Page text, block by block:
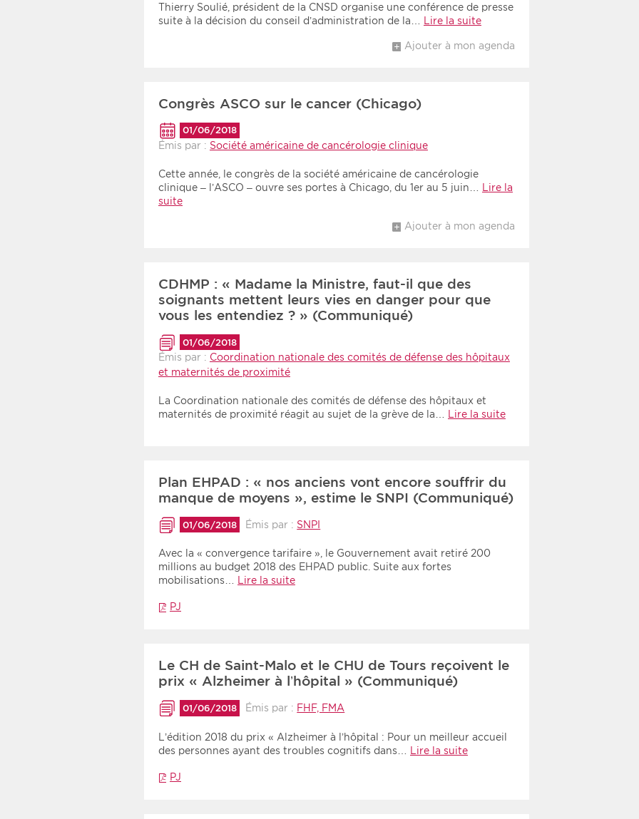
Thierry Soulié, président de la CNSD organise une conférence de presse
suite à la décision du conseil d’administration de la…
Lire la suite
Ajouter à mon agenda
Congrès ASCO sur le cancer (Chicago)
01/06/2018
Émis par : Société américaine de cancérologie clinique
Cette année, le congrès de la société américaine de cancérologie
clinique – l’ASCO – ouvre ses portes à Chicago, du 1er au 5 juin…
Lire la
suite
Ajouter à mon agenda
CDHMP : « Madame la Ministre, faut-il que des
soignants mettent leurs vies en danger pour que
vous les entendiez ? » (Communiqué)
01/06/2018
Émis par : Coordination nationale des comités de défense des hôpitaux
et maternités de proximité
La Coordination nationale des comités de défense des hôpitaux et
maternités de proximité réagit au sujet de la grève de la…
Lire la suite
Plan EHPAD : « nos anciens vont encore souffrir du
manque de moyens », estime le SNPI (Communiqué)
01/06/2018 Émis par : SNPI
Avec la « convergence tarifaire », le Gouvernement avait retiré 200
millions au budget 2018 des EHPAD public. Suite aux fortes
mobilisations… Lire la suite
PJ
Le CH de Saint-Malo et le CHU de Tours reçoivent le
prix « Alzheimer à l’hôpital » (Communiqué)
01/06/2018 Émis par : FHF, FMA
L’édition 2018 du prix « Alzheimer à l’hôpital : Pour un meilleur accueil
des personnes ayant des troubles cognitifs dans…
Lire la suite
PJ